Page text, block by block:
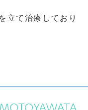
立て治療しており